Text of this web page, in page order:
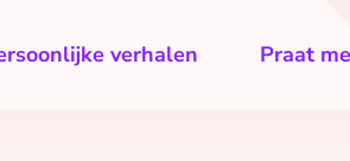
verhalen Praat